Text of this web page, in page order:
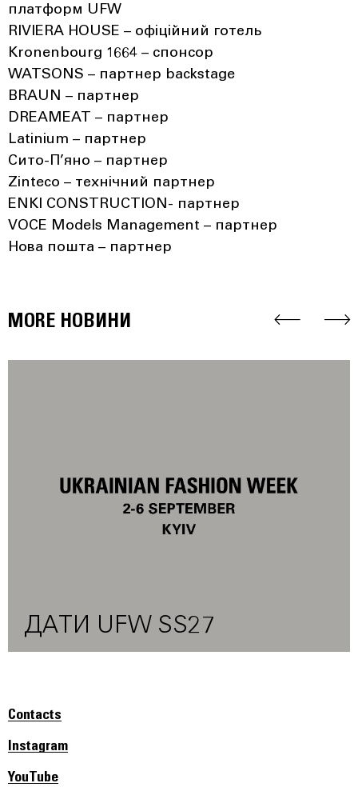
платформ UFW
RIVIERA HOUSE – офіційний готель
Kronenbourg 1664 – спонсор
WATSONS – партнер backstage
BRAUN – партнер
DREAMEAT – партнер
Latinium – партнер
Сито-П’яно – партнер
Zinteco – технічний партнер
ENKI CONSTRUCTION- партнер
VOCE Models Management – партнер
Нова пошта – партнер
MORE НОВИНИ
ДАТИ UFW SS27
Contacts
Instagram
YouTube